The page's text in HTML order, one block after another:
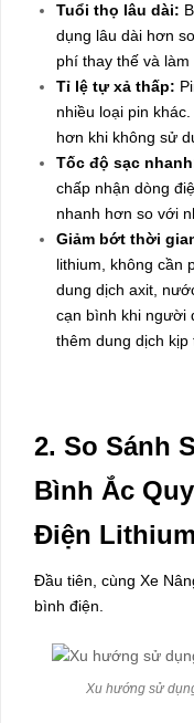
Tuổi thọ lâu dài:
dụng lâu dài hơn
phí thay thế và làm
Tỉ lệ tự xả thấp:
nhiều loại pin
hơn khi không sử
Tốc độ sạc
chấp nhận dòng
nhanh hơn so với
Giảm bớt thời
lithium, không cần
dung dịch axit,
cạn bình khi người
thêm dung dịch kịp
2. So Sánh
Bình Ắc
Điện
Đầu tiên, cùng Xe
bình điện.
Xu hướng sử